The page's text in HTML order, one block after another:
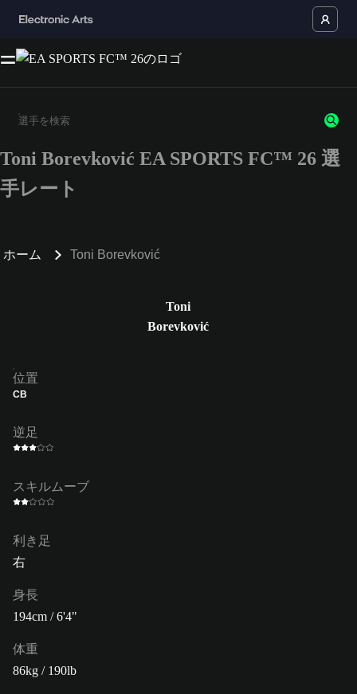
3文字以上の文字または数字を入力してください。
Toni Borevković EA SPORTS FC™ 26 選
手レート
ホーム Toni Borevković
Toni
Borevković
位置
CB
逆足
スキルムーブ
利き足
右
身長
194cm / 6'4"
体重
86kg / 190lb